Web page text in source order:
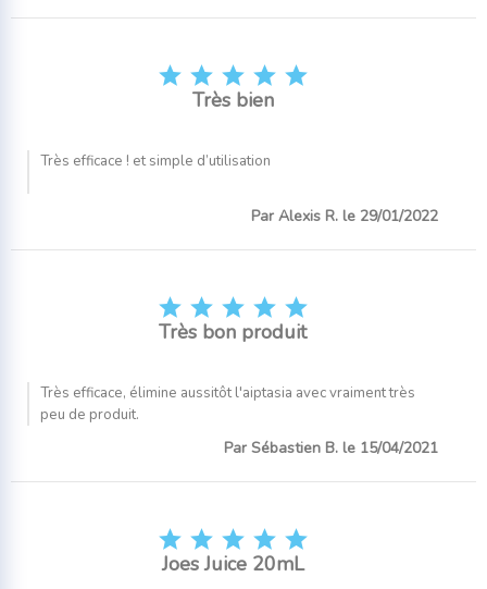
    
Très bien
Très efficace ! et simple d’utilisation
Par Alexis R. le 29/01/2022
    
Très bon produit
Très efficace, élimine aussitôt l'aiptasia avec vraiment très
peu de produit.
Par Sébastien B. le 15/04/2021
    
Joes Juice 20mL